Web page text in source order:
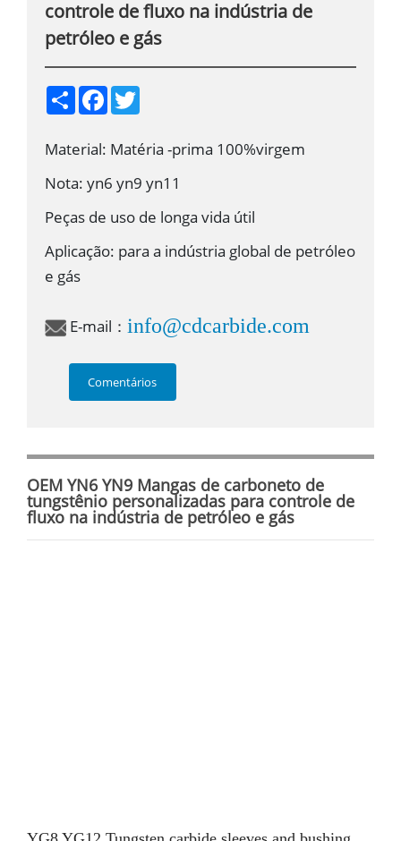
controle de fluxo na indústria de
petróleo e gás
S
h
e
F
b
o
k
T
t
r
Material: Matéria -prima 100%virgem
Nota: yn6 yn9 yn11
Peças de uso de longa vida útil
Aplicação: para a indústria global de petróleo
e gás
E-mail： info@cdcarbide.com
Comentários
OEM YN6 YN9 Mangas de carboneto de
tungstênio personalizadas para controle de
fluxo na indústria de petróleo e gás